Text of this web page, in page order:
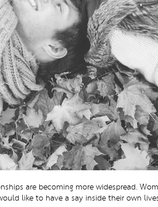
are becoming more widespread.
like to have a say inside their own